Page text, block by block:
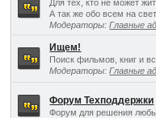
Для тех, кто не может
А так же обо всем на
Модераторы:Главные
Ищем!
Поиск фильмов, книг и
Модераторы:Главные
Форум Техподдержки
Форум для решения